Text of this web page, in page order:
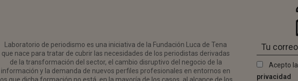
Laboratorio de periodismo es una iniciativa de la Fundación Luca de Tena
que nace para tratar de cubrir las necesidades de los periodistas derivadas
de la transformación del sector, el cambio disruptivo del negocio de la
información y la demanda de nuevos perfiles profesionales en entornos en
Acepto la
privacidad